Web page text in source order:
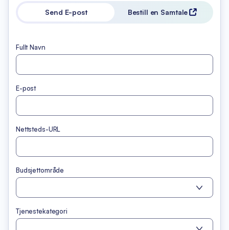
Send E-post Bestill en Samtale
Fullt Navn
E-post
Nettsteds-URL
Budsjettområde
Tjenestekategori